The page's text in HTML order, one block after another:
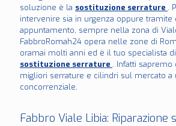
soluzione è la sostituzione serrature .
intervenire sia in urgenza oppure tramite
appuntamento, sempre nella zona di
FabbroRomah24 opera nelle zone di
oramai molti anni ed è il tuo specialista
sostituzione serrature . Infatti sapremo
migliori serrature e cilindri sul mercato a
concorrenziale.
Fabbro Viale Libia: Riparazione